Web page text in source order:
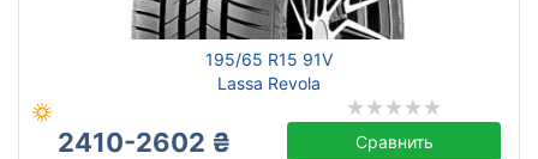
195/65 R15 91V
Lassa Revola
2410-2602 ₴ Сравнить